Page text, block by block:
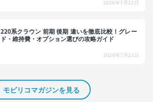
2026年7月21日
220系クラウン 前期 後期 違いを徹底比較！グレー
ド・維持費・オプション選びの攻略ガイド
2026年7月21日
モビリコマガジンを見る